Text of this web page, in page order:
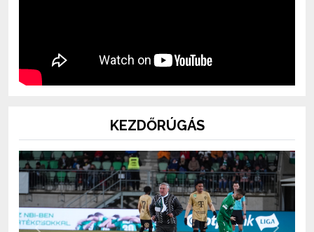
KEZDŐRÚGÁS